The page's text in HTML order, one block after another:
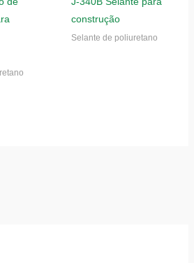
construção
Selante de poliuretano